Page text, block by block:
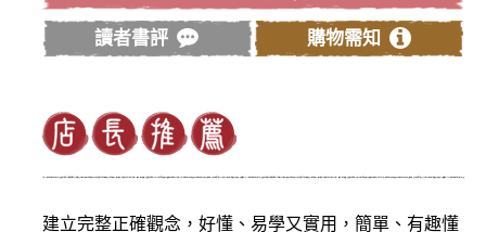
讀者書評 購物需知
建立完整正確觀念，好懂、易學又實用，簡單、有趣懂